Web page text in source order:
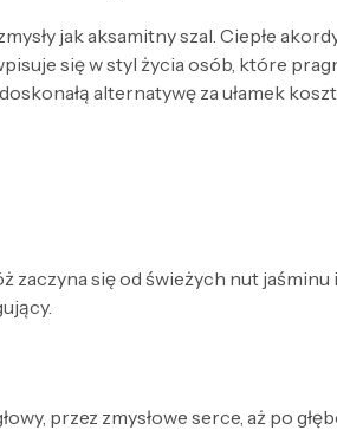
jak aksamitny szal. Ciepłe
się w styl życia osób, które
alternatywę za ułamek
się od świeżych nut jaśminu
przez zmysłowe serce, aż po